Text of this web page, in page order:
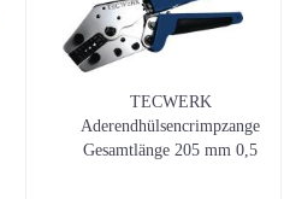
TECWERK
Aderendhülsencrimpzange
Gesamtlänge 205 mm 0,5